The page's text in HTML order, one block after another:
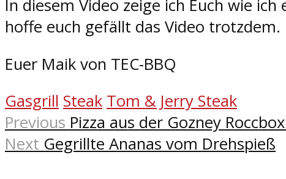
In diesem Video zeige ich Euch wie
hoffe euch gefällt das Video trotzdem.
Euer Maik von TEC-BBQ
Gasgrill Steak Tom & Jerry Steak
Previous Pizza aus der Gozney
Next Gegrillte Ananas vom Drehspieß